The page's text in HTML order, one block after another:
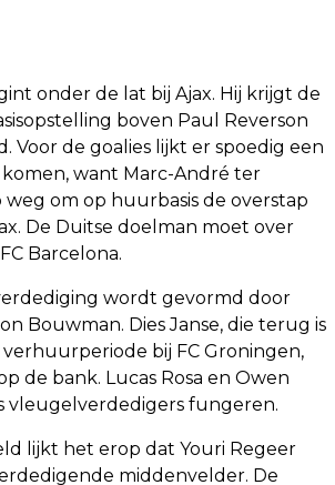
onder de lat bij Ajax. Hij krijgt de
boven Paul Reverson
Voor de goalies lijkt er spoedig een
want Marc-André ter
weg om op huurbasis de overstap
De Duitse doelman moet over
Barcelona.
wordt gevormd door
Bouwman. Dies Janse, die terug is
bij FC Groningen,
de bank. Lucas Rosa en Owen
vleugelverdedigers fungeren.
lijkt het erop dat Youri Regeer
middenvelder. De